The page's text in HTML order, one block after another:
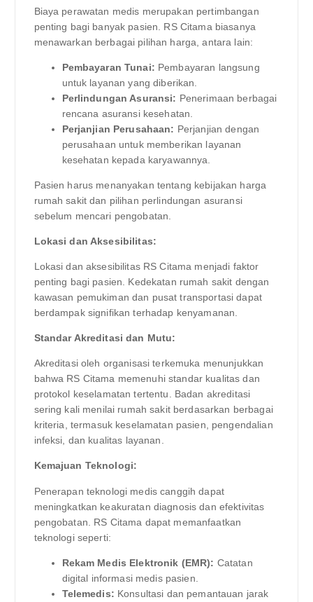
Biaya perawatan medis merupakan pertimbangan
penting bagi banyak pasien. RS Citama biasanya
menawarkan berbagai pilihan harga, antara lain:
Pembayaran Tunai: Pembayaran langsung
untuk layanan yang diberikan.
Perlindungan Asuransi: Penerimaan berbagai
rencana asuransi kesehatan.
Perjanjian Perusahaan: Perjanjian dengan
perusahaan untuk memberikan layanan
kesehatan kepada karyawannya.
Pasien harus menanyakan tentang kebijakan harga
rumah sakit dan pilihan perlindungan asuransi
sebelum mencari pengobatan.
Lokasi dan Aksesibilitas:
Lokasi dan aksesibilitas RS Citama menjadi faktor
penting bagi pasien. Kedekatan rumah sakit dengan
kawasan pemukiman dan pusat transportasi dapat
berdampak signifikan terhadap kenyamanan.
Standar Akreditasi dan Mutu:
Akreditasi oleh organisasi terkemuka menunjukkan
bahwa RS Citama memenuhi standar kualitas dan
protokol keselamatan tertentu. Badan akreditasi
sering kali menilai rumah sakit berdasarkan berbagai
kriteria, termasuk keselamatan pasien, pengendalian
infeksi, dan kualitas layanan.
Kemajuan Teknologi:
Penerapan teknologi medis canggih dapat
meningkatkan keakuratan diagnosis dan efektivitas
pengobatan. RS Citama dapat memanfaatkan
teknologi seperti:
Rekam Medis Elektronik (EMR): Catatan
digital informasi medis pasien.
Telemedis: Konsultasi dan pemantauan jarak